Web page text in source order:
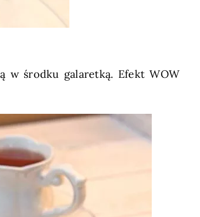
środku galaretką. Efekt WOW